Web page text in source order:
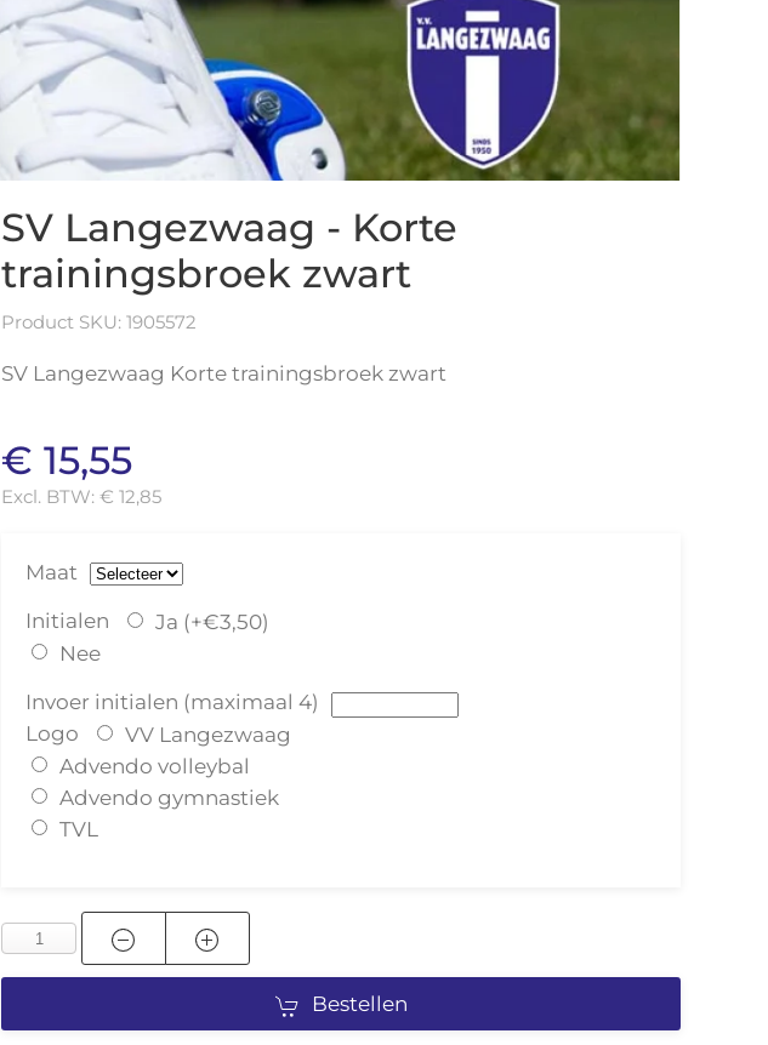
SV Langezwaag - Korte
trainingsbroek zwart
Product SKU: 1905572
SV Langezwaag Korte trainingsbroek zwart
€ 15,55
Excl. BTW: € 12,85
Maat
Initialen
Ja (+€3,50)
Nee
Invoer initialen (maximaal 4)
Logo
VV Langezwaag
Advendo volleybal
Advendo gymnastiek
TVL
Bestellen